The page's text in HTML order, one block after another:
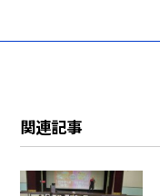
関連記事